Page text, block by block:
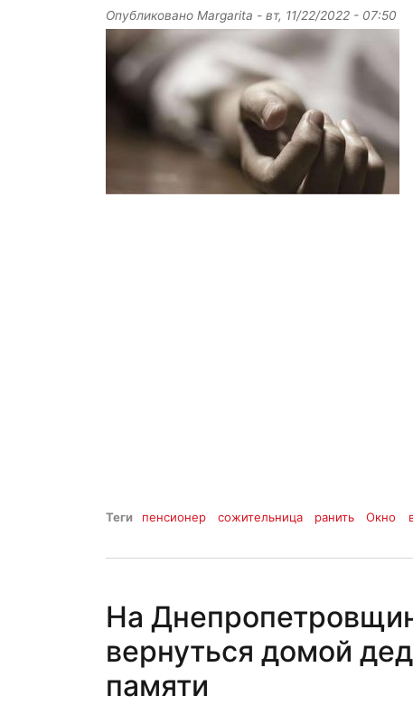
Опубликовано Margarita - вт, 11/22/2022 - 07:50
Теги пенсионер сожительница ранить Окно
На
вернуться домой
памяти